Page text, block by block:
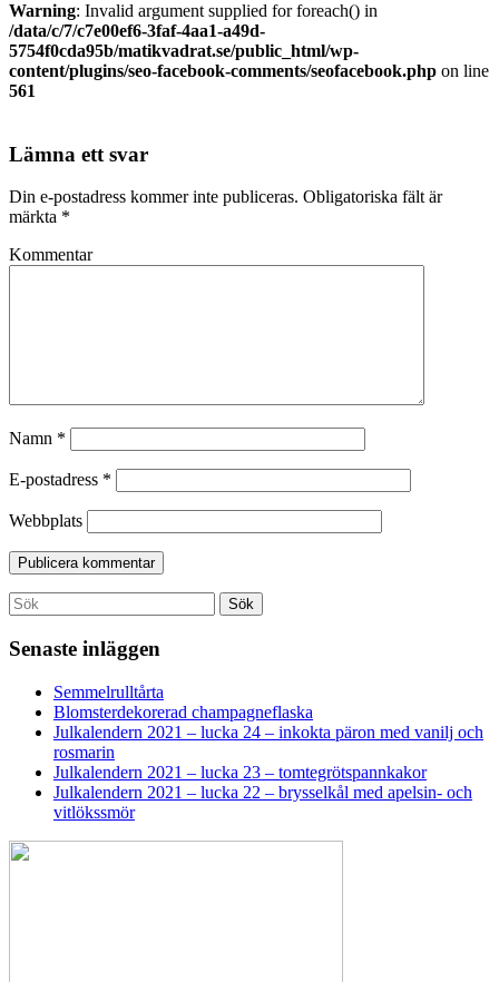
Warning: Invalid argument supplied for foreach() in
/data/c/7/c7e00ef6-3faf-4aa1-a49d-
5754f0cda95b/matikvadrat.se/public_html/wp-
content/plugins/seo-facebook-comments/seofacebook.php on line
561
Lämna ett svar
Din e-postadress kommer inte publiceras. Obligatoriska fält är
märkta *
Kommentar
Namn *
E-postadress *
Webbplats
Search
for:
Sök
Senaste inläggen
Semmelrulltårta
Blomsterdekorerad champagneflaska
Julkalendern 2021 – lucka 24 – inkokta päron med vanilj och
rosmarin
Julkalendern 2021 – lucka 23 – tomtegrötspannkakor
Julkalendern 2021 – lucka 22 – brysselkål med apelsin- och
vitlökssmör